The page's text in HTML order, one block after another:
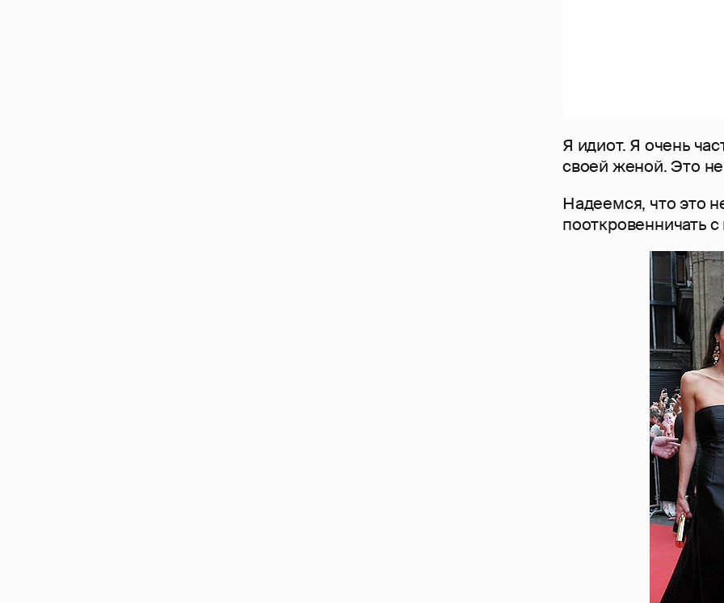
Я идиот. Я очень
своей женой. Это
Надеемся, что это
пооткровенничать